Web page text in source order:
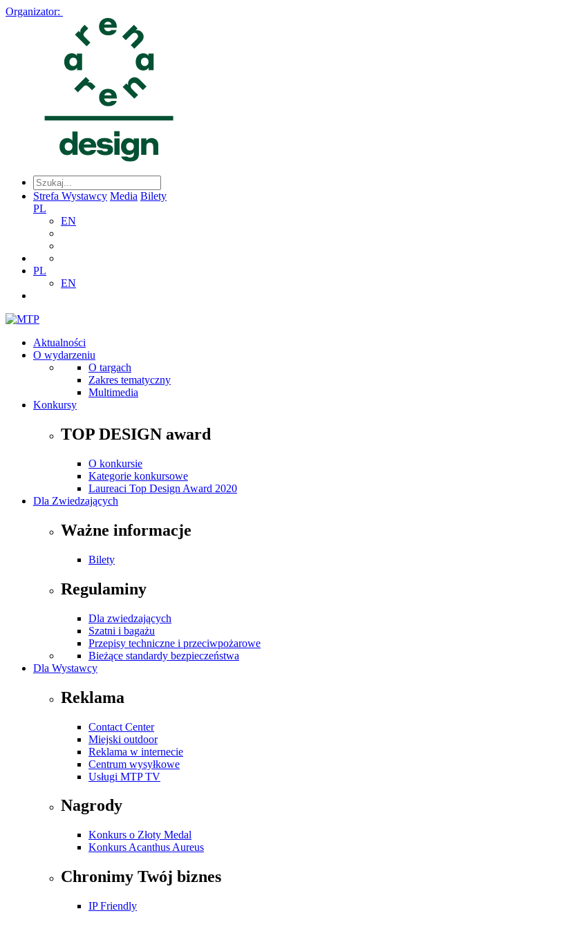
Organizator:
Strefa Wystawcy Media Bilety
PL
EN
PL
EN
Aktualności
O wydarzeniu
O targach
Zakres tematyczny
Multimedia
Konkursy
TOP DESIGN award
O konkursie
Kategorie konkursowe
Laureaci Top Design Award 2020
Dla Zwiedzających
Ważne informacje
Bilety
Regulaminy
Dla zwiedzających
Szatni i bagażu
Przepisy techniczne i przeciwpożarowe
Bieżące standardy bezpieczeństwa
Dla Wystawcy
Reklama
Contact Center
Miejski outdoor
Reklama w internecie
Centrum wysyłkowe
Usługi MTP TV
Nagrody
Konkurs o Złoty Medal
Konkurs Acanthus Aureus
Chronimy Twój biznes
IP Friendly